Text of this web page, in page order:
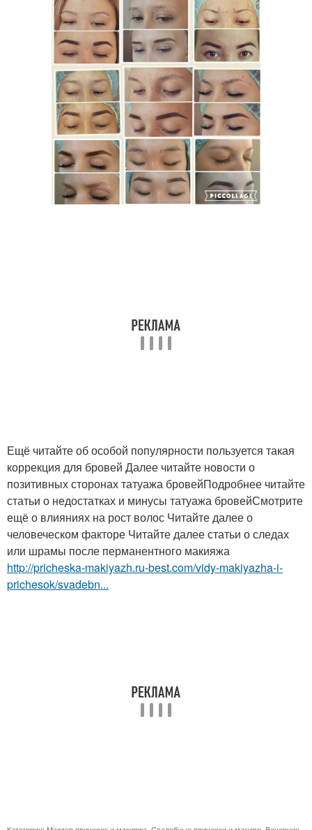
Ещё читайте об особой популярности пользуется такая
коррекция для бровей Далее читайте новости о
позитивных сторонах татуажа бровейПодробнее читайте
статьи о недостатках и минусы татуажа бровейСмотрите
ещё о влияниях на рост волос Читайте далее о
человеческом факторе Читайте далее статьи о следах
или шрамы после перманентного макияжа
http://pricheska-makiyazh.ru-best.com/vidy-makiyazha-i-
prichesok/svadebn...